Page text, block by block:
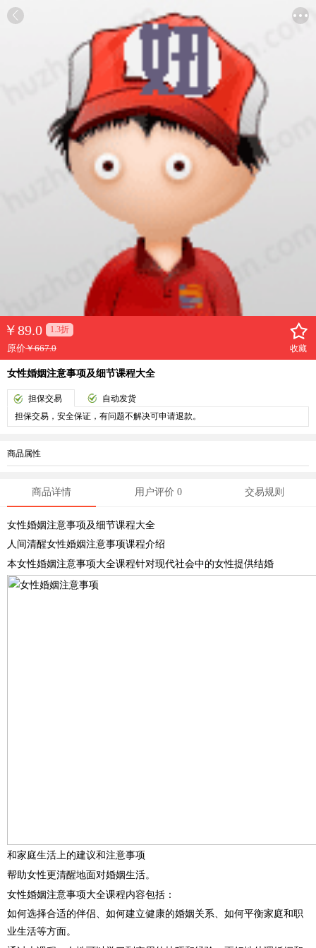
￥89.0 1.3折
原价￥667.0 收藏
女性婚姻注意事项及细节课程大全
担保交易
自动发货
担保交易，安全保证，有问题不解决可申请退款。
商品属性
商品详情 用户评价 0 交易规则
女性婚姻注意事项及细节课程大全
人间清醒女性婚姻注意事项课程介绍
本女性婚姻注意事项大全课程针对现代社会中的女性提供结婚
和家庭生活上的建议和注意事项
帮助女性更清醒地面对婚姻生活。
女性婚姻注意事项大全课程内容包括：
如何选择合适的伴侣、如何建立健康的婚姻关系、如何平衡家庭和职
业生活等方面。